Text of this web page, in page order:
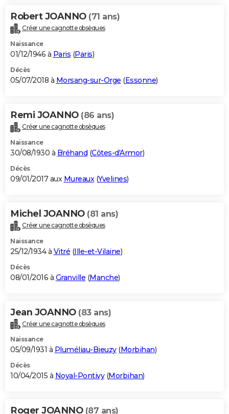
Robert JOANNO (71 ans)
Créer une cagnotte obsèques
Naissance
01/12/1946 à Paris (Paris)
Décès
05/07/2018 à Morsang-sur-Orge (Essonne)
Remi JOANNO (86 ans)
Créer une cagnotte obsèques
Naissance
30/08/1930 à Bréhand (Côtes-d'Armor)
Décès
09/01/2017 aux Mureaux(Yvelines)
Michel JOANNO (81 ans)
Créer une cagnotte obsèques
Naissance
25/12/1934 à Vitré (Ille-et-Vilaine)
Décès
08/01/2016 à Granville (Manche)
Jean JOANNO (83 ans)
Créer une cagnotte obsèques
Naissance
05/09/1931 à Pluméliau-Bieuzy(Morbihan)
Décès
10/04/2015 à Noyal-Pontivy(Morbihan)
Roger JOANNO (87 ans)